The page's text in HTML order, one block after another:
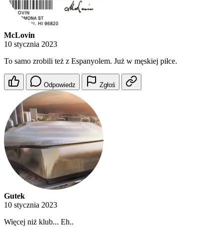
McLovin
10 stycznia 2023
To samo zrobili też z Espanyolem. Już w męskiej piłce.
Odpowiedz Zgłoś
Gutek
10 stycznia 2023
Więcej niż klub... Eh..